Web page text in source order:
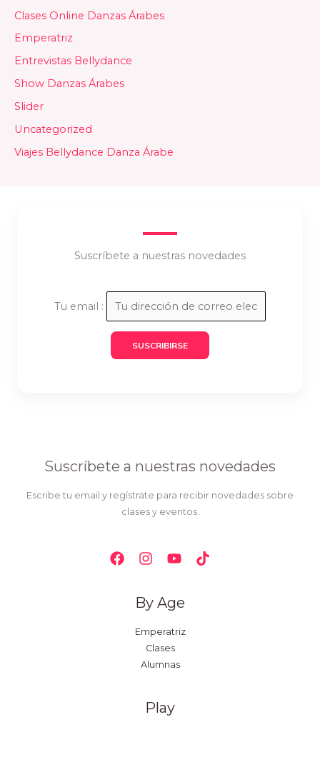
Clases Online Danzas Árabes
Emperatriz
Entrevistas Bellydance
Show Danzas Árabes
Slider
Uncategorized
Viajes Bellydance Danza Árabe
Suscríbete a nuestras novedades
Tu email :
Suscríbete a nuestras novedades
Escribe tu email y regístrate para recibir novedades sobre
clases y eventos.
By Age
Emperatriz
Clases
Alumnas
Play